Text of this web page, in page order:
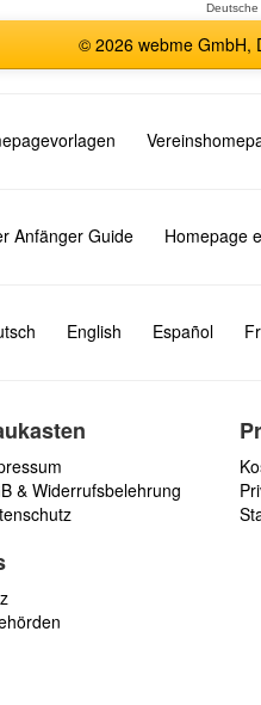
© 2026 webme GmbH,
Anfänger Guide Homepage
English Español
& Widerrufsbelehrung